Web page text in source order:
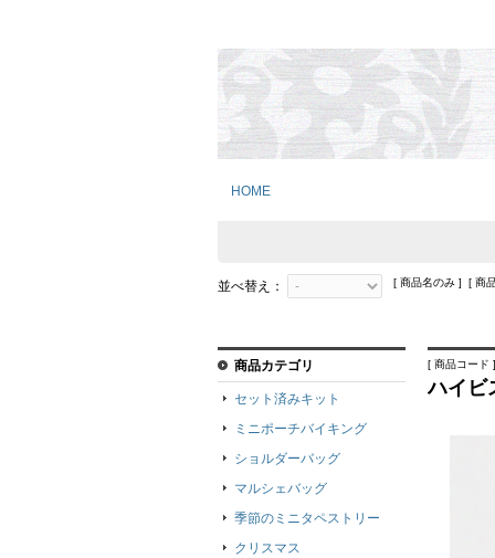
HOME
並べ替え： [ 商品名のみ ] [ 商
[ 商品コード
ハイビ
商品カテゴリ
セット済みキット
ミニポーチバイキング
ショルダーバッグ
マルシェバッグ
季節のミニタペストリー
クリスマス